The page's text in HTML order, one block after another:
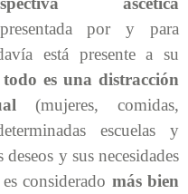
presentada por y para
está presente a su
todo es una distracción
(mujeres, comidas,
escuelas y
y sus necesidades
considerado más bien